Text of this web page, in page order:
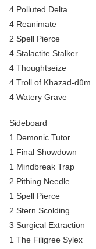
4 Polluted Delta
4 Reanimate
2 Spell Pierce
4 Stalactite Stalker
4 Thoughtseize
4 Troll of Khazad-dûm
4 Watery Grave
Sideboard
1 Demonic Tutor
1 Final Showdown
1 Mindbreak Trap
2 Pithing Needle
1 Spell Pierce
2 Stern Scolding
3 Surgical Extraction
1 The Filigree Sylex